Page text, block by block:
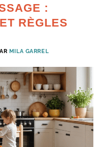
:
RÈGLES
MILA GARREL